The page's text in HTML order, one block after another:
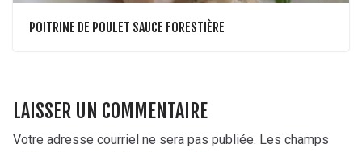
POITRINE DE POULET SAUCE FORESTIÈRE
LAISSER UN COMMENTAIRE
Votre adresse courriel ne sera pas publiée. Les champs